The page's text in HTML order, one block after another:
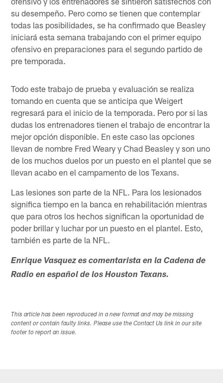
su desempeño. Pero como se tienen que contemplar
todas las posibilidades, se ha confirmado que Beasley
iniciará esta semana trabajando con el primer equipo
ofensivo en preparaciones para el segundo partido de
pre temporada.
Todo este trabajo de prueba y evaluación se realiza
tomando en cuenta que se anticipa que Weigert
regresará para el inicio de la temporada. Pero por si las
dudas los entrenadores tienen el trabajo de encontrar la
mejor opción disponible. En este caso las opciones
llevan de nombre Fred Weary y Chad Beasley y son uno
de los muchos duelos por un puesto en el plantel que se
llevan acabo en el campamento de los Texans.
Las lesiones son parte de la NFL. Para los lesionados
significa tiempo en la banca en rehabilitación mientras
que para otros los hechos significan la oportunidad de
poder brillar y luchar por un puesto en el plantel. Esto,
también es parte de la NFL.
Enrique Vasquez es comentarista en la Cadena de
Radio en español de los Houston Texans.
This article has been reproduced in a new format and may be missing
content or contain faulty links. Please use the Contact Us link in our site
footer to report an issue.